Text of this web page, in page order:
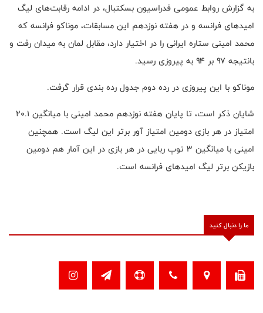
به گزارش روابط عمومی فدراسیون بسکتبال، در ادامه رقابت‌های لیگ
امیدهای فرانسه و در هفته نوزدهم این مسابقات، موناکو فرانسه که
محمد امینی ستاره ایرانی را در اختیار دارد، مقابل لمان به میدان رفت و
بانتیجه ۹۷ بر ۹۴ به پیروزی رسید.
موناکو با این پیروزی در رده دوم جدول رده بندی قرار گرفت.
شایان ذکر است، تا پایان هفته نوزدهم محمد امینی با میانگین ۲۰.۱
امتیاز در هر بازی دومین امتیاز آور برتر این لیگ است. همچنین
امینی با میانگین ۳ توپ ربایی در هر بازی در این آمار هم دومین
بازیکن برتر لیگ امیدهای فرانسه است.
ما را دنبال کنید